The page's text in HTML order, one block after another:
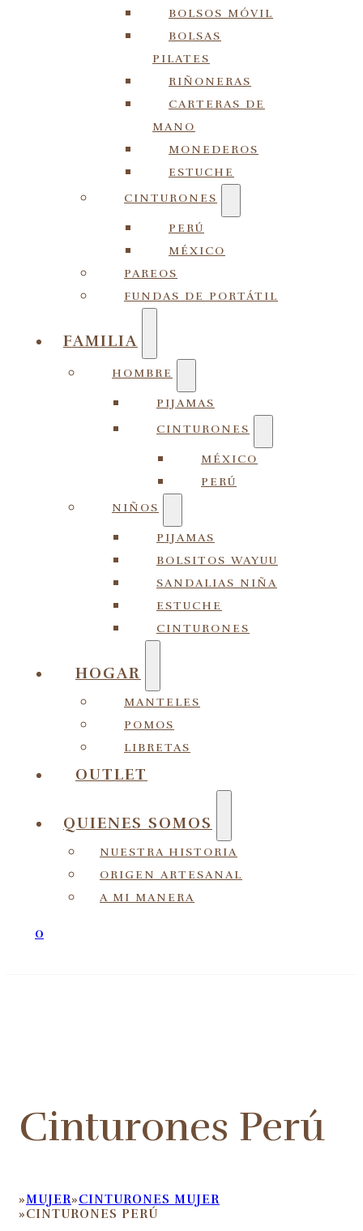
BOLSOS MÓVIL
BOLSAS
PILATES
RIÑONERAS
CARTERAS DE
MANO
MONEDEROS
ESTUCHE
CINTURONES
PERÚ
MÉXICO
PAREOS
FUNDAS DE PORTÁTIL
FAMILIA
HOMBRE
PIJAMAS
CINTURONES
MÉXICO
PERÚ
NIÑOS
PIJAMAS
BOLSITOS WAYUU
SANDALIAS NIÑA
ESTUCHE
CINTURONES
HOGAR
MANTELES
POMOS
LIBRETAS
OUTLET
QUIENES SOMOS
NUESTRA HISTORIA
ORIGEN ARTESANAL
A MI MANERA
0
Cinturones Perú
HOME
MUJER CINTURONES MUJER
CINTURONES PERÚ